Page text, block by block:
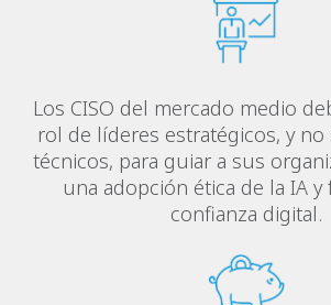
Los CISO del mercado medio
rol de líderes estratégicos, y
técnicos, para guiar a sus
una adopción ética de la IA y
confianza digital.